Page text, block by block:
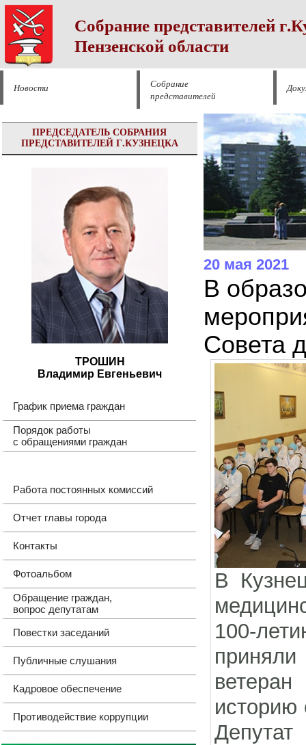
Собрание представителей
Пензенской области
Новости
Собрание
представителей
ПРЕДСЕДАТЕЛЬ СОБРАНИЯ
ПРЕДСТАВИТЕЛЕЙ Г.КУЗНЕЦКА
ТРОШИН
Владимир Евгеньевич
График приема граждан
Порядок работы
с обращениями граждан
Работа постоянных комиссий
Отчет главы города
Контакты
Фотоальбом
Обращение граждан,
вопрос депутатам
Повестки заседаний
Публичные слушания
Кадровое обеспечение
Противодействие коррупции
20 мая 2021
В
Совета
В
100-
историю